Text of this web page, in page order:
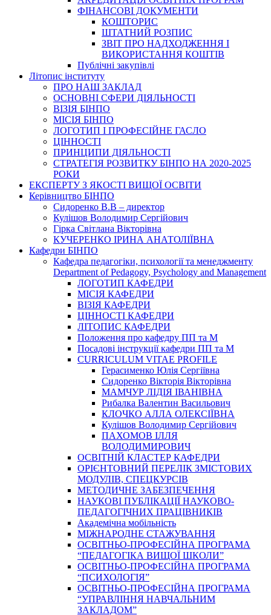
ФІНАНСОВІ ДОКУМЕНТИ
КОШТОРИС
ШТАТНИЙ РОЗПИС
ЗВІТ ПРО НАДХОДЖЕННЯ І
ВИКОРИСТАННЯ КОШТІВ
Публічні закупівлі
Літопис інституту
ПРО НАШ ЗАКЛАД
ОСНОВНІ СФЕРИ ДІЯЛЬНОСТІ
ВІЗІЯ БІНПО
МІСІЯ БІНПО
ЛОГОТИП І ПРОФЕСІЙНЕ ГАСЛО
ЦІННОСТІ
ПРИНЦИПИ ДІЯЛЬНОСТІ
СТРАТЕГІЯ РОЗВИТКУ БІНПО НА 2020-2025
РОКИ
ЕКСПЕРТУ З ЯКОСТІ ВИЩОЇ ОСВІТИ
Керівництво БІНПО
Сидоренко В.В – директор
Кулішов Володимир Сергійович
Гірка Світлана Вікторівна
КУЧЕРЕНКО ІРИНА АНАТОЛІЇВНА
Кафедри БІНПО
Кафедра педагогіки, психології та менеджменту
Department of Pedagogy, Psychology and Management
ЛОГОТИП КАФЕДРИ
МІСІЯ КАФЕДРИ
ВІЗІЯ КАФЕДРИ
ЦІННОСТІ КАФЕДРИ
ЛІТОПИС КАФЕДРИ
Положення про кафедру ПП та М
Посадові інструкції кафедри ПП та М
CURRICULUM VITAE PROFILE
Герасименко Юлія Сергіївна
Сидоренко Вікторія Вікторівна
МАМЧУР ЛІДІЯ ІВАНІВНА
Рибалка Валентин Васильович
КЛОЧКО АЛЛА ОЛЕКСІЇВНА
Кулішов Володимир Сергійович
ПАХОМОВ ІЛЛЯ
ВОЛОДИМИРОВИЧ
ОСВІТНІЙ КЛАСТЕР КАФЕДРИ
ОРІЄНТОВНИЙ ПЕРЕЛІК ЗМІСТОВИХ
МОДУЛІВ, СПЕЦКУРСІВ
МЕТОДИЧНЕ ЗАБЕЗПЕЧЕННЯ
НАУКОВІ ПУБЛІКАЦІЇ НАУКОВО-
ПЕДАГОГІЧНИХ ПРАЦІВНИКІВ
Академічна мобільність
МІЖНАРОДНЕ СТАЖУВАННЯ
ОСВІТНЬО-ПРОФЕСІЙНА ПРОГРАМА
“ПЕДАГОГІКА ВИЩОЇ ШКОЛИ”
ОСВІТНЬО-ПРОФЕСІЙНА ПРОГРАМА
“ПСИХОЛОГІЯ”
ОСВІТНЬО-ПРОФЕСІЙНА ПРОГРАМА
“УПРАВЛІННЯ НАВЧАЛЬНИМ
ЗАКЛАДОМ”